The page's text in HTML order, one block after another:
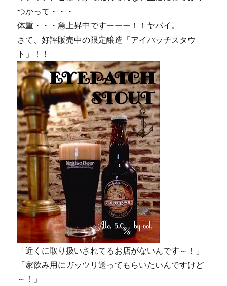
つかって・・・
体重・・・急上昇中ですーーー！！ヤバイ。
さて、好評販売中の限定醸造「アイパッチスタウ
ト」！！
「近くに取り扱いされてるお店がないんです～！」
「家飲み用にガッツリ送ってもらいたいんですけど
～！」